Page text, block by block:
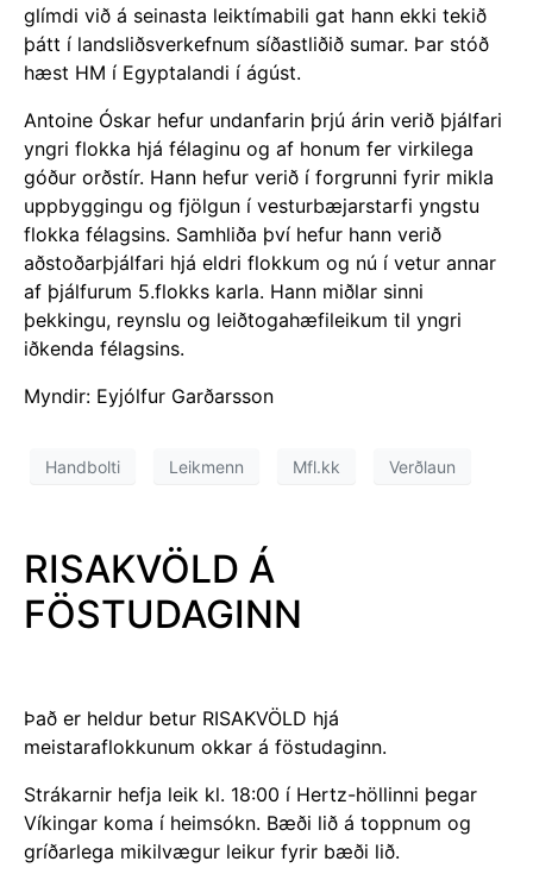
glímdi við á seinasta leiktímabili gat hann ekki tekið
þátt í landsliðsverkefnum síðastliðið sumar. Þar stóð
hæst HM í Egyptalandi í ágúst.
Antoine Óskar hefur undanfarin þrjú árin verið þjálfari
yngri flokka hjá félaginu og af honum fer virkilega
góður orðstír. Hann hefur verið í forgrunni fyrir mikla
uppbyggingu og fjölgun í vesturbæjarstarfi yngstu
flokka félagsins. Samhliða því hefur hann verið
aðstoðarþjálfari hjá eldri flokkum og nú í vetur annar
af þjálfurum 5.flokks karla. Hann miðlar sinni
þekkingu, reynslu og leiðtogahæfileikum til yngri
iðkenda félagsins.
Myndir: Eyjólfur Garðarsson
Handbolti Leikmenn Mfl.kk Verðlaun
RISAKVÖLD Á
FÖSTUDAGINN
Það er heldur betur RISAKVÖLD hjá
meistaraflokkunum okkar á föstudaginn.
Strákarnir hefja leik kl. 18:00 í Hertz-höllinni þegar
Víkingar koma í heimsókn. Bæði lið á toppnum og
gríðarlega mikilvægur leikur fyrir bæði lið.